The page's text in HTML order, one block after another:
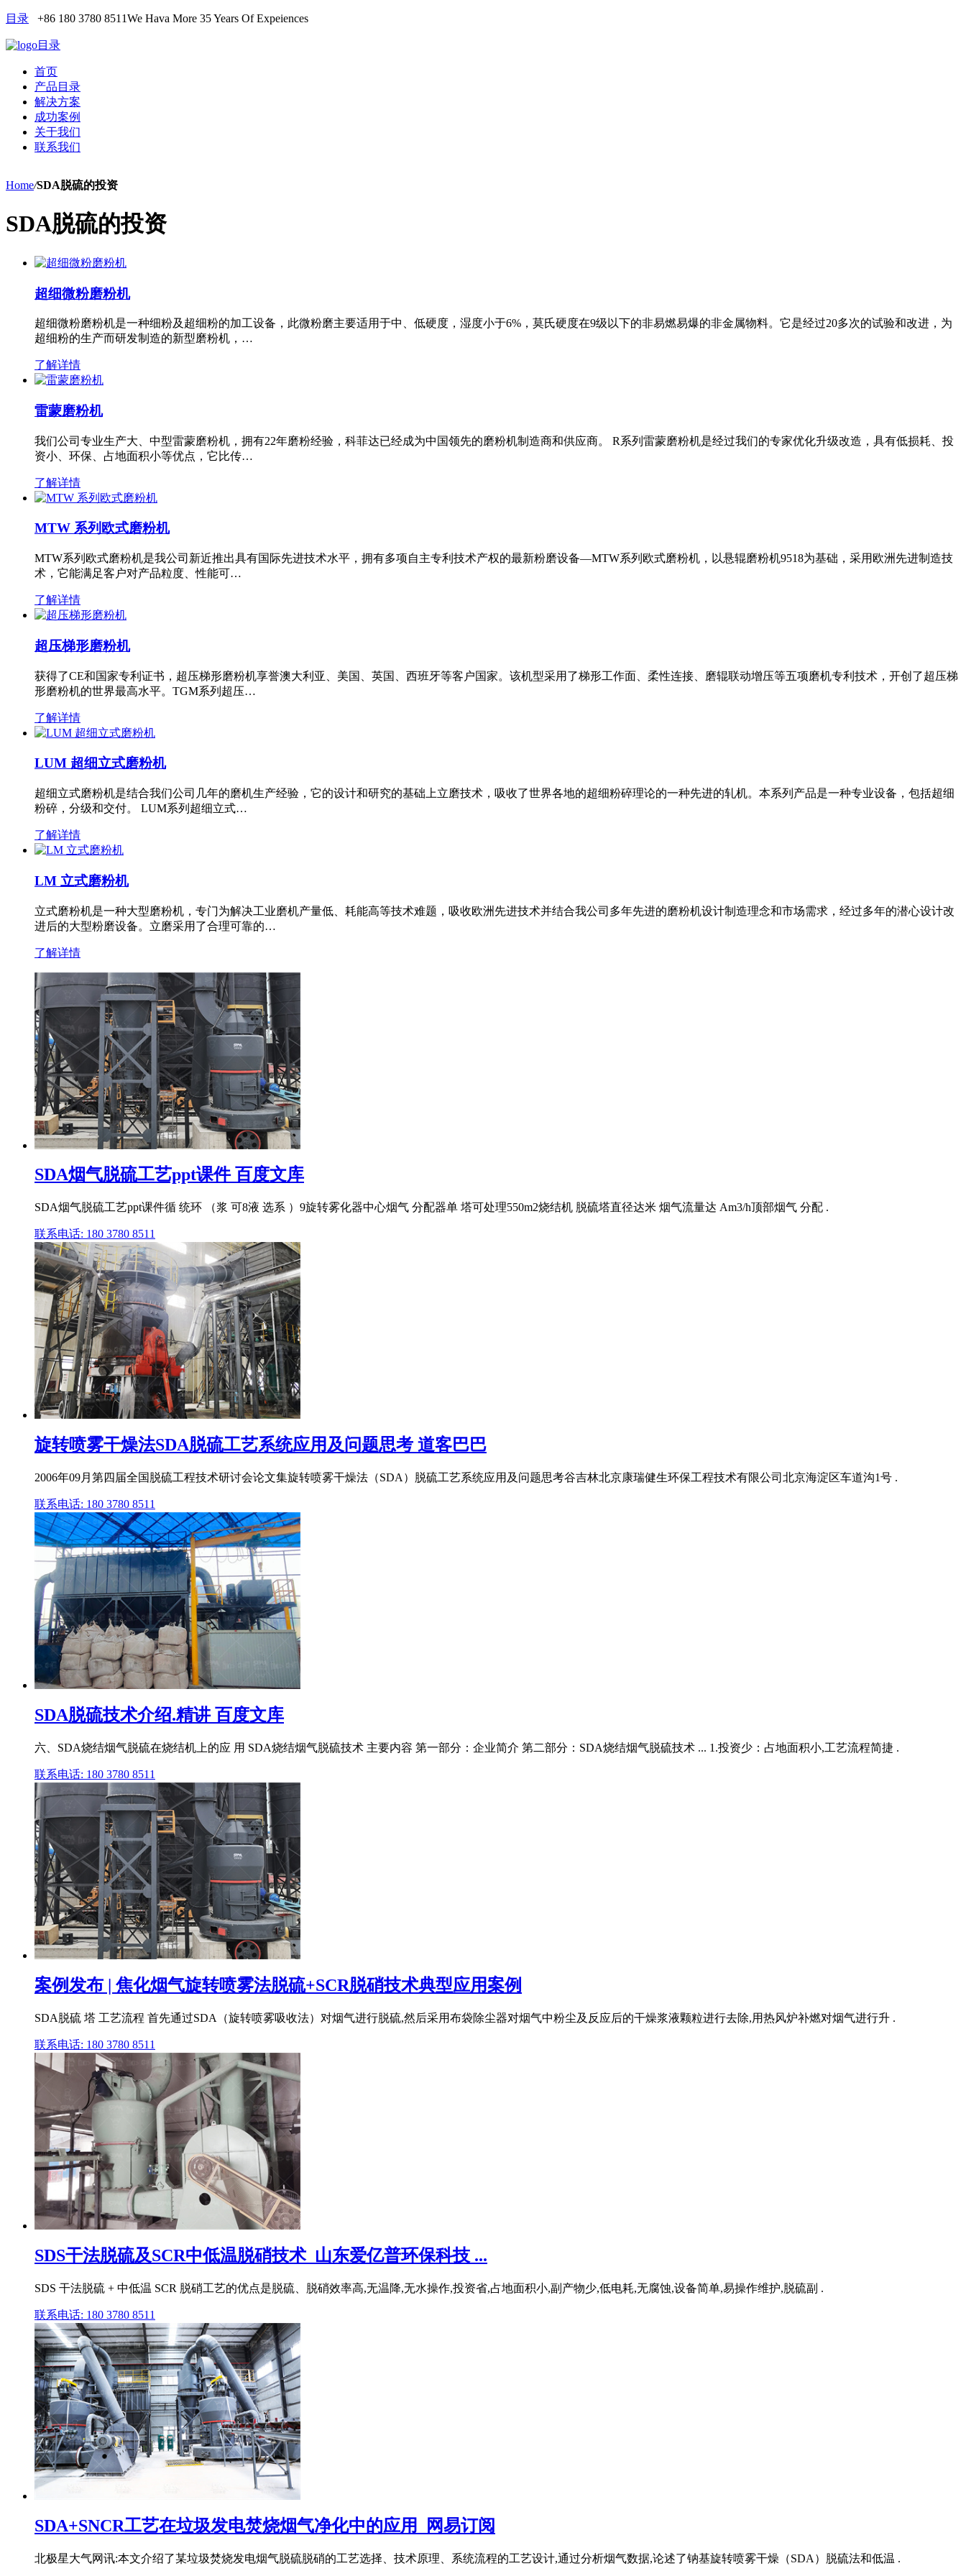
目录 +86 180 3780 8511We Hava More 35 Years Of Expeiences
目录
首页
产品目录
解决方案
成功案例
关于我们
联系我们
Home/SDA脱硫的投资
SDA脱硫的投资
超细微粉磨粉机
超细微粉磨粉机是一种细粉及超细粉的加工设备，此微粉磨主要适用于中、低硬度，湿度小于6%，莫氏硬度在9级以下的非易燃易爆的非金属物料。它是经过20多次的试验和改进，为
超细粉的生产而研发制造的新型磨粉机，…
了解详情
雷蒙磨粉机
我们公司专业生产大、中型雷蒙磨粉机，拥有22年磨粉经验，科菲达已经成为中国领先的磨粉机制造商和供应商。 R系列雷蒙磨粉机是经过我们的专家优化升级改造，具有低损耗、投
资小、环保、占地面积小等优点，它比传…
了解详情
MTW 系列欧式磨粉机
MTW系列欧式磨粉机是我公司新近推出具有国际先进技术水平，拥有多项自主专利技术产权的最新粉磨设备—MTW系列欧式磨粉机，以悬辊磨粉机9518为基础，采用欧洲先进制造技
术，它能满足客户对产品粒度、性能可…
了解详情
超压梯形磨粉机
获得了CE和国家专利证书，超压梯形磨粉机享誉澳大利亚、美国、英国、西班牙等客户国家。该机型采用了梯形工作面、柔性连接、磨辊联动增压等五项磨机专利技术，开创了超压梯
形磨粉机的世界最高水平。TGM系列超压…
了解详情
LUM 超细立式磨粉机
超细立式磨粉机是结合我们公司几年的磨机生产经验，它的设计和研究的基础上立磨技术，吸收了世界各地的超细粉碎理论的一种先进的轧机。本系列产品是一种专业设备，包括超细
粉碎，分级和交付。 LUM系列超细立式…
了解详情
LM 立式磨粉机
立式磨粉机是一种大型磨粉机，专门为解决工业磨机产量低、耗能高等技术难题，吸收欧洲先进技术并结合我公司多年先进的磨粉机设计制造理念和市场需求，经过多年的潜心设计改
进后的大型粉磨设备。立磨采用了合理可靠的…
了解详情
SDA烟气脱硫工艺ppt课件 百度文库
SDA烟气脱硫工艺ppt课件循 统环 （浆 可8液 选系 ）9旋转雾化器中心烟气 分配器单 塔可处理550m2烧结机 脱硫塔直径达米 烟气流量达 Am3/h顶部烟气 分配 .
联系电话: 180 3780 8511
旋转喷雾干燥法SDA脱硫工艺系统应用及问题思考 道客巴巴
2006年09月第四届全国脱硫工程技术研讨会论文集旋转喷雾干燥法（SDA）脱硫工艺系统应用及问题思考谷吉林北京康瑞健生环保工程技术有限公司北京海淀区车道沟1号 .
联系电话: 180 3780 8511
SDA脱硫技术介绍.精讲 百度文库
六、SDA烧结烟气脱硫在烧结机上的应 用 SDA烧结烟气脱硫技术 主要内容 第一部分：企业简介 第二部分：SDA烧结烟气脱硫技术 ... 1.投资少：占地面积小,工艺流程简捷 .
联系电话: 180 3780 8511
案例发布 | 焦化烟气旋转喷雾法脱硫+SCR脱硝技术典型应用案例
SDA脱硫 塔 工艺流程 首先通过SDA（旋转喷雾吸收法）对烟气进行脱硫,然后采用布袋除尘器对烟气中粉尘及反应后的干燥浆液颗粒进行去除,用热风炉补燃对烟气进行升 .
联系电话: 180 3780 8511
SDS干法脱硫及SCR中低温脱硝技术_山东爱亿普环保科技 ...
SDS 干法脱硫 + 中低温 SCR 脱硝工艺的优点是脱硫、脱硝效率高,无温降,无水操作,投资省,占地面积小,副产物少,低电耗,无腐蚀,设备简单,易操作维护,脱硫副 .
联系电话: 180 3780 8511
SDA+SNCR工艺在垃圾发电焚烧烟气净化中的应用_网易订阅
北极星大气网讯:本文介绍了某垃圾焚烧发电烟气脱硫脱硝的工艺选择、技术原理、系统流程的工艺设计,通过分析烟气数据,论述了钠基旋转喷雾干燥（SDA）脱硫法和低温 .